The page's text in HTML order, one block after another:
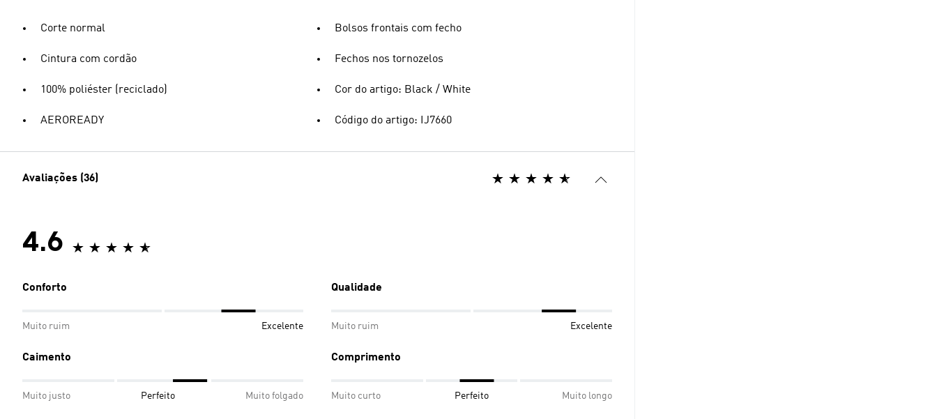
Corte normal
Cintura com cordão
100% poliéster (reciclado)
AEROREADY
Bolsos frontais com fecho
Fechos nos tornozelos
Cor do artigo: Black / White
Código do artigo: IJ7660
Avaliações (36)
4.6
Conforto
Muito ruim Excelente
Qualidade
Muito ruim Excelente
Caimento
Muito justo Perfeito Muito folgado
Comprimento
Muito curto Perfeito Muito longo